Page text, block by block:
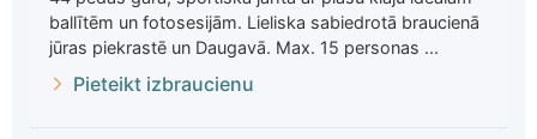
ballītēm un fotosesijām. Lieliska sabiedrotā braucienā
jūras piekrastē un Daugavā. Max. 15 personas ...
Pieteikt izbraucienu